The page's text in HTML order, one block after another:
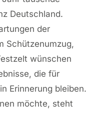
Deutschland.
der
Schützenumzug,
wünschen
die für
Erinnerung bleiben.
möchte, steht